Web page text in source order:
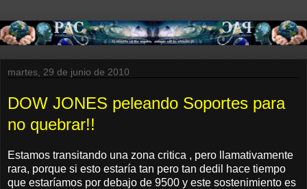
martes, 29 de junio de 2010
DOW JONES peleando Soportes para
no quebrar!!
Estamos transitando una zona critica , pero llamativamente
rara, porque si esto estaría tan pero tan dedil hace tiempo
que estaríamos por debajo de 9500 y este sostenimiento es